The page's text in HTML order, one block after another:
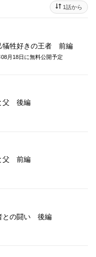
1話から
牲好きの王者 前編
月18日 に無料公開予定
父 後編
父 前編
の闘い 後編